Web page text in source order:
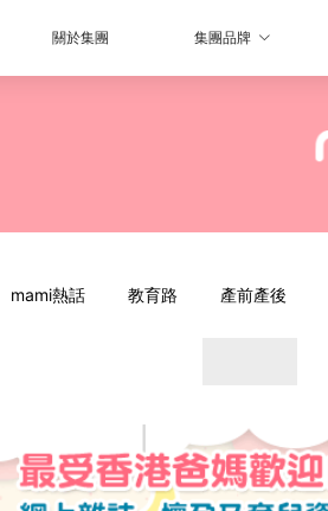
關於集團 集團品牌
mami熱話 教育路 產前產後